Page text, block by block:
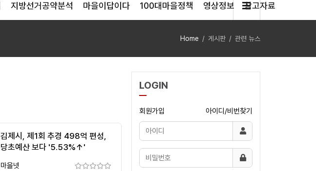
지방선거공약분석 마을이답이다 100대마을정책 영상정보 참고자료
Home 게시판 관련 뉴스
김제시, 제1회 추경 498억 편성,
당초예산 보다 '5.53%↑'
마을넷
LOGIN
회원가입 아이디/비번찾기